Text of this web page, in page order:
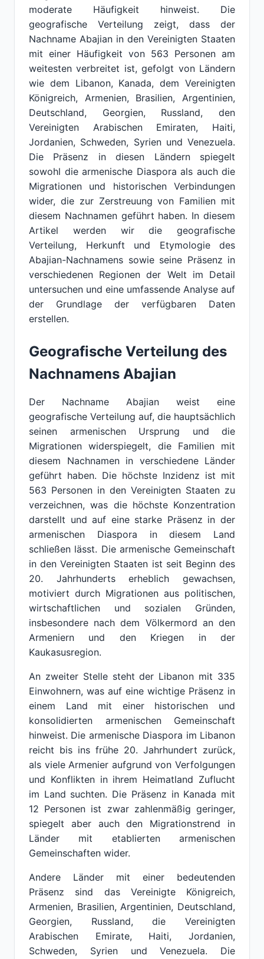
moderate Häufigkeit hinweist. Die
geografische Verteilung zeigt, dass der
Nachname Abajian in den Vereinigten Staaten
mit einer Häufigkeit von 563 Personen am
weitesten verbreitet ist, gefolgt von Ländern
wie dem Libanon, Kanada, dem Vereinigten
Königreich, Armenien, Brasilien, Argentinien,
Deutschland, Georgien, Russland, den
Vereinigten Arabischen Emiraten, Haiti,
Jordanien, Schweden, Syrien und Venezuela.
Die Präsenz in diesen Ländern spiegelt
sowohl die armenische Diaspora als auch die
Migrationen und historischen Verbindungen
wider, die zur Zerstreuung von Familien mit
diesem Nachnamen geführt haben. In diesem
Artikel werden wir die geografische
Verteilung, Herkunft und Etymologie des
Abajian-Nachnamens sowie seine Präsenz in
verschiedenen Regionen der Welt im Detail
untersuchen und eine umfassende Analyse auf
der Grundlage der verfügbaren Daten
erstellen.
Geografische Verteilung des
Nachnamens Abajian
Der Nachname Abajian weist eine
geografische Verteilung auf, die hauptsächlich
seinen armenischen Ursprung und die
Migrationen widerspiegelt, die Familien mit
diesem Nachnamen in verschiedene Länder
geführt haben. Die höchste Inzidenz ist mit
563 Personen in den Vereinigten Staaten zu
verzeichnen, was die höchste Konzentration
darstellt und auf eine starke Präsenz in der
armenischen Diaspora in diesem Land
schließen lässt. Die armenische Gemeinschaft
in den Vereinigten Staaten ist seit Beginn des
20. Jahrhunderts erheblich gewachsen,
motiviert durch Migrationen aus politischen,
wirtschaftlichen und sozialen Gründen,
insbesondere nach dem Völkermord an den
Armeniern und den Kriegen in der
Kaukasusregion.
An zweiter Stelle steht der Libanon mit 335
Einwohnern, was auf eine wichtige Präsenz in
einem Land mit einer historischen und
konsolidierten armenischen Gemeinschaft
hinweist. Die armenische Diaspora im Libanon
reicht bis ins frühe 20. Jahrhundert zurück,
als viele Armenier aufgrund von Verfolgungen
und Konflikten in ihrem Heimatland Zuflucht
im Land suchten. Die Präsenz in Kanada mit
12 Personen ist zwar zahlenmäßig geringer,
spiegelt aber auch den Migrationstrend in
Länder mit etablierten armenischen
Gemeinschaften wider.
Andere Länder mit einer bedeutenden
Präsenz sind das Vereinigte Königreich,
Armenien, Brasilien, Argentinien, Deutschland,
Georgien, Russland, die Vereinigten
Arabischen Emirate, Haiti, Jordanien,
Schweden, Syrien und Venezuela. Die